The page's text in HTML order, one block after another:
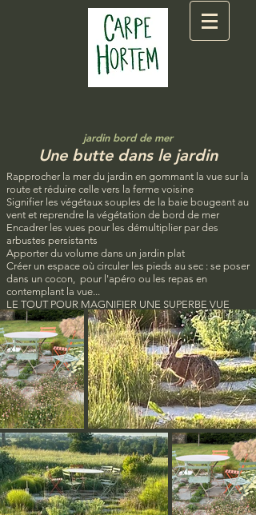
jardin bord de mer
Une butte dans le jardin
Rapprocher la mer du jardin en gommant la vue sur la
route et réduire celle vers la ferme voisine
Signifier les végétaux souples de la baie bougeant au
vent et reprendre la végétation de bord de mer
Encadrer les vues pour les démultiplier par des
arbustes persistants
Apporter du volume dans un jardin plat
Créer un espace où circuler les pieds au sec : se poser
dans un cocon, pour l'apéro ou les repas en
contemplant la vue...
LE TOUT POUR MAGNIFIER UNE SUPERBE VUE